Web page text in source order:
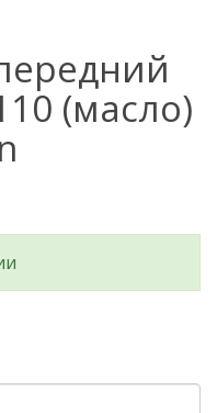
(масло)